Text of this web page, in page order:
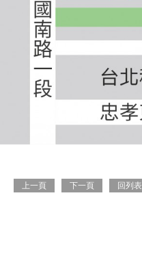
上一頁 下一頁 回列表